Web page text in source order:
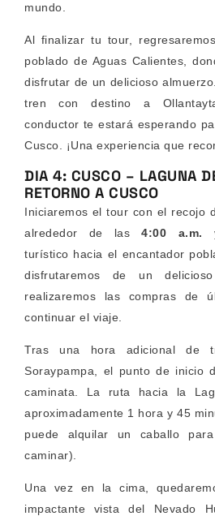
mundo.
Al finalizar tu tour,
poblado de Aguas Calientes,
disfrutar de un delicioso
tren con destino a
conductor te estará esperando
Cusco. ¡Una experiencia que
DIA 4: CUSCO – LAGUNA
RETORNO A CUSCO
Iniciaremos el tour con el recojo
alrededor de las4:00 a.m.
turístico hacia el encantador
disfrutaremos de un
realizaremos las compras de
continuar el viaje.
Tras una hora adicional de
Soraypampa, el punto de inicio
caminata. La ruta hacia la
aproximadamente 1 hora y 45
puede alquilar un caballo
caminar).
Una vez en la cima,
impactante vista del Nevado